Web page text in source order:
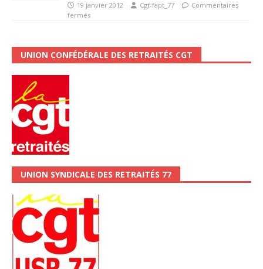
19 janvier 2012 Cgt-fapt_77
Commentaires
fermés
UNION CONFÉDÉRALE DES RETRAITÉS CGT
UNION SYNDICALE DES RETRAITÉS 77